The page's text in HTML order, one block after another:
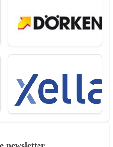
newsletter